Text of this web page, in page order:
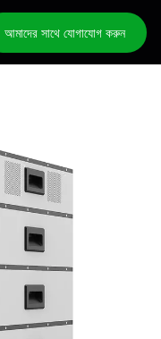
আমাদের সাথে যোগাযোগ করুন